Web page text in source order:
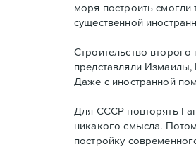
моря построить смогли
существенной
Строительство второго
представляли
Даже с иностранной
Для СССР повторять
никакого смысла.
постройку